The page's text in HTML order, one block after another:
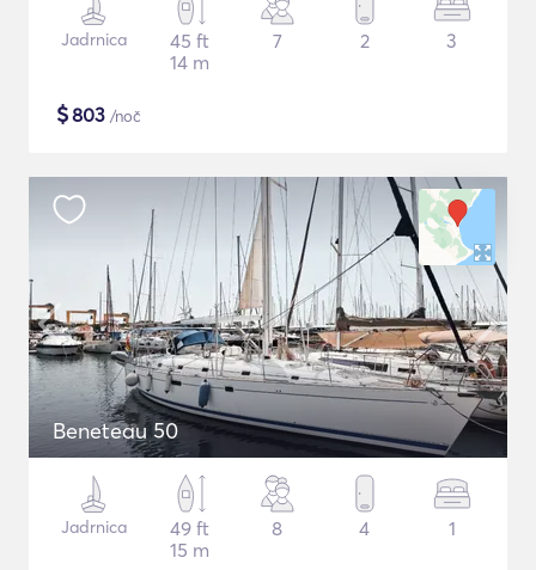
Jadrnica
45 ft
14 m
7 2 3
$803 /noč
Beneteau 50
Jadrnica
49 ft
15 m
8 4 1